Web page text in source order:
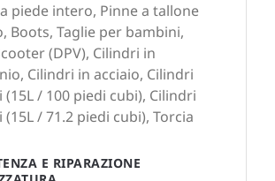
piede intero, Pinne a tallone
Boots, Taglie per bambini,
(DPV), Cilindri in
Cilindri in acciaio, Cilindri
(15L / 100 piedi cubi), Cilindri
/ 71.2 piedi cubi), Torcia
E RIPARAZIONE